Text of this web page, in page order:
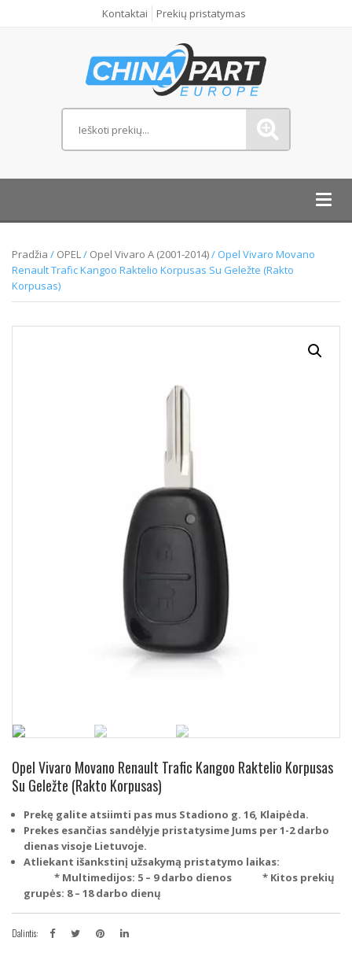
Kontaktai Prekių pristatymas
Pradžia / OPEL/ Opel Vivaro A (2001-2014)/ Opel Vivaro Movano
Renault Trafic Kangoo Raktelio Korpusas Su Geležte (Rakto
Korpusas)
Opel Vivaro Movano Renault Trafic Kangoo Raktelio Korpusas
Su Geležte (Rakto Korpusas)
Prekę galite atsiimti pas mus Stadiono g. 16, Klaipėda.
Prekes esančias sandėlyje pristatysime Jums per 1-2 darbo
dienas visoje Lietuvoje.
Atliekant išankstinį užsakymą pristatymo laikas:
* Multimedijos: 5 – 9 darbo dienos * Kitos prekių
grupės: 8 – 18 darbo dienų
Dalintis: